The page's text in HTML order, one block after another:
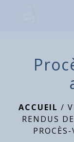
ACCUEIL /
RENDUS